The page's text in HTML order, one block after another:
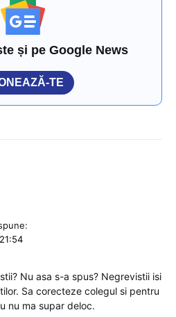
și pe Google News
TE
Nu asa s-a spus? Negrevistii isi
Sa corecteze colegul si pentru
nu ma supar deloc.